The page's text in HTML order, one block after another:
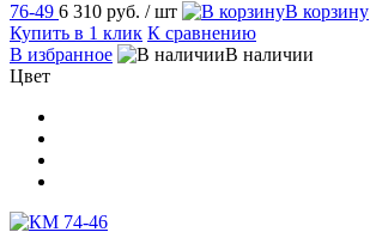
76-49 6 310 руб. / шт В корзину
Купить в 1 клик К сравнению
В избранное
В наличии
Цвет